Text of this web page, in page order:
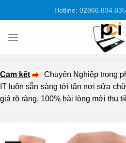
dung
Hotline: 02866.834.835
Cam kết
Chuyên Nghiệp trong
IT luôn sẵn sàng tới tận nơi sửa
giá rõ ràng. 100% hài lòng mới thu